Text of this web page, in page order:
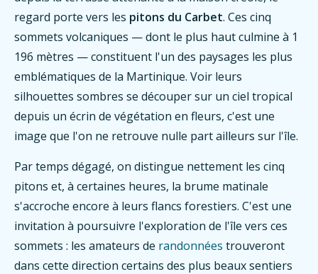
regard porte vers les pitons du Carbet. Ces cinq
sommets volcaniques — dont le plus haut culmine à 1
196 mètres — constituent l'un des paysages les plus
emblématiques de la Martinique. Voir leurs
silhouettes sombres se découper sur un ciel tropical
depuis un écrin de végétation en fleurs, c'est une
image que l'on ne retrouve nulle part ailleurs sur l'île.
Par temps dégagé, on distingue nettement les cinq
pitons et, à certaines heures, la brume matinale
s'accroche encore à leurs flancs forestiers. C'est une
invitation à poursuivre l'exploration de l'île vers ces
sommets : les amateurs de randonnées trouveront
dans cette direction certains des plus beaux sentiers